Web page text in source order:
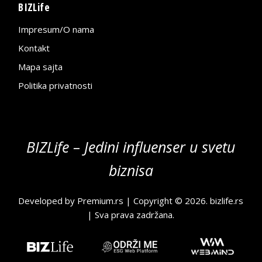
BIZLife
Impresum/O nama
Kontakt
Mapa sajta
Politika privatnosti
BIZLife – Jedini influenser u svetu
biznisa
Developed by Premium.rs | Copyright © 2026.bizlife.rs
| Sva prava zadržana.